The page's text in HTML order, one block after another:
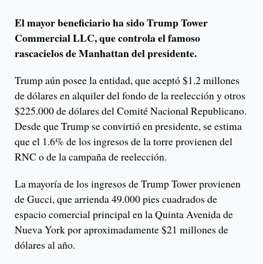
El mayor beneficiario ha sido Trump Tower
Commercial LLC, que controla el famoso
rascacielos de Manhattan del presidente.
Trump aún posee la entidad, que aceptó $1.2 millones
de dólares en alquiler del fondo de la reelección y otros
$225.000 de dólares del Comité Nacional Republicano.
Desde que Trump se convirtió en presidente, se estima
que el 1.6% de los ingresos de la torre provienen del
RNC o de la campaña de reelección.
La mayoría de los ingresos de Trump Tower provienen
de Gucci, que arrienda 49.000 pies cuadrados de
espacio comercial principal en la Quinta Avenida de
Nueva York por aproximadamente $21 millones de
dólares al año.